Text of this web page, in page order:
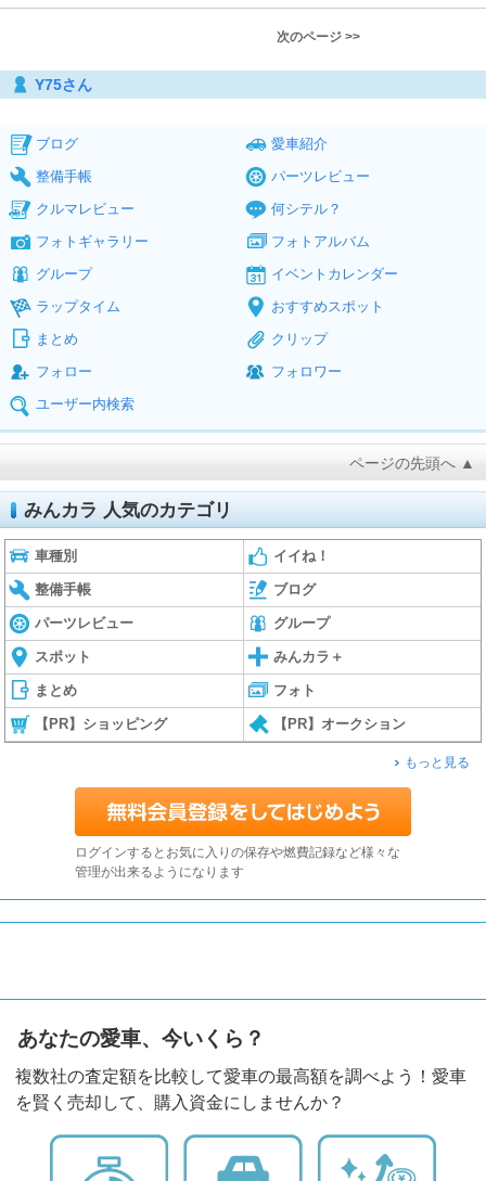
次のページ >>
Y75さん
ブログ
愛車紹介
整備手帳
パーツレビュー
クルマレビュー
何シテル？
フォトギャラリー
フォトアルバム
グループ
イベントカレンダー
ラップタイム
おすすめスポット
まとめ
クリップ
フォロー
フォロワー
ユーザー内検索
ページの先頭へ ▲
みんカラ 人気のカテゴリ
車種別 イイね！
整備手帳 ブログ
パーツレビュー グループ
スポット みんカラ＋
まとめ フォト
【PR】ショッピング 【PR】オークション
もっと見る
ログインするとお気に入りの保存や燃費記録など様々な
管理が出来るようになります
あなたの愛車、今いくら？
複数社の査定額を比較して愛車の最高額を調べよう！愛車
を賢く売却して、購入資金にしませんか？